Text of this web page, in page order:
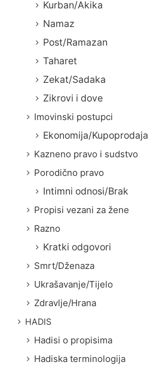
Kurban/Akika
Namaz
Post/Ramazan
Taharet
Zekat/Sadaka
Zikrovi i dove
Imovinski postupci
Ekonomija/Kupoprodaja
Kazneno pravo i sudstvo
Porodično pravo
Intimni odnosi/Brak
Propisi vezani za žene
Razno
Kratki odgovori
Smrt/Dženaza
Ukrašavanje/Tijelo
Zdravlje/Hrana
HADIS
Hadisi o propisima
Hadiska terminologija